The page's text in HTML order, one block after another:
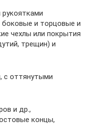
боковые и торцовые и
чехлы или покрытия
трещин) и
с оттянутыми
и др.,
концы,